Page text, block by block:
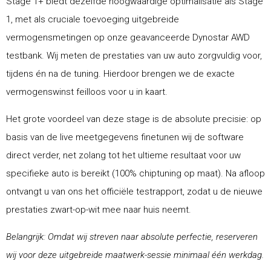
1, met als cruciale toevoeging uitgebreide
vermogensmetingen op onze geavanceerde Dynostar AWD
testbank. Wij meten de prestaties van uw auto zorgvuldig voor,
tijdens én na de tuning. Hierdoor brengen we de exacte
vermogenswinst feilloos voor u in kaart.
Het grote voordeel van deze stage is de absolute precisie: op
basis van de live meetgegevens finetunen wij de software
direct verder, net zolang tot het ultieme resultaat voor uw
specifieke auto is bereikt (100% chiptuning op maat). Na afloop
ontvangt u van ons het officiële testrapport, zodat u de nieuwe
prestaties zwart-op-wit mee naar huis neemt.
Belangrijk: Omdat wij streven naar absolute perfectie, reserveren
wij voor deze uitgebreide maatwerk-sessie minimaal één werkdag.